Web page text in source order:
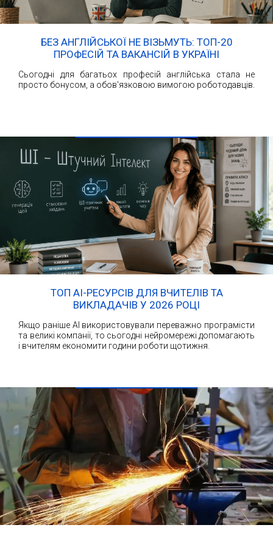
БЕЗ АНГЛІЙСЬКОЇ НЕ ВІЗЬМУТЬ: ТОП-20
ПРОФЕСІЙ ТА ВАКАНСІЙ В УКРАЇНІ
Сьогодні для багатьох професій англійська стала не
просто бонусом, а обов'язковою вимогою роботодавців.
ТОП AI-РЕСУРСІВ ДЛЯ ВЧИТЕЛІВ ТА
ВИКЛАДАЧІВ У 2026 РОЦІ
Якщо раніше AI використовували переважно програмісти
та великі компанії, то сьогодні нейромережі допомагають
і вчителям економити години роботи щотижня.